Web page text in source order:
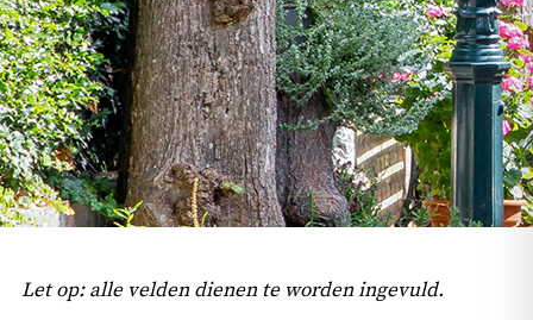
Let op: alle velden dienen te worden ingevuld.